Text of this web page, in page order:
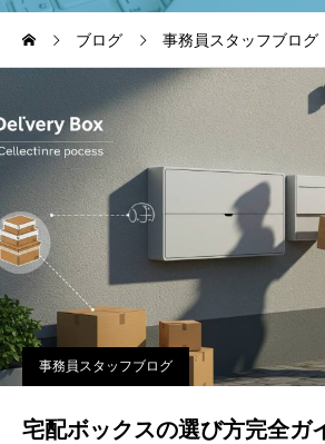
ブログ 事務員スタッフブログ
事務員スタッフブログ
宅配ボックスの選び方完全ガ